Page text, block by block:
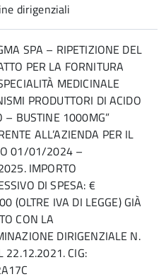
dirigenziali
SPA – RIPETIZIONE DEL
PER LA FORNITURA
MEDICINALE
PRODUTTORI DI ACIDO
– BUSTINE 1000MG”
ALL’AZIENDA PER IL
01/01/2024 –
IMPORTO
DI SPESA: €
(OLTRE IVA DI LEGGE) GIÀ
CON LA
DIRIGENZIALE N.
22.12.2021. CIG: